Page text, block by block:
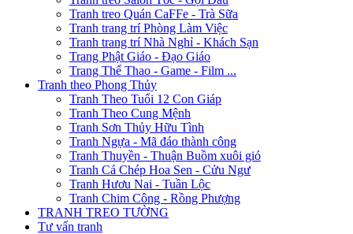
Tranh treo Quán CaFFe - Trà Sữa
Tranh trang trí Phòng Làm Việc
Tranh trang trí Nhà Nghỉ - Khách Sạn
Trang Phật Giáo - Đạo Giáo
Trang Thể Thao - Game - Film ...
Tranh theo Phong Thủy
Tranh Theo Tuổi 12 Con Giáp
Tranh Theo Cung Mệnh
Tranh Sơn Thủy Hữu Tình
Tranh Ngựa - Mã đáo thành công
Tranh Thuyền - Thuận Buồm xuôi gió
Tranh Cá Chép Hoa Sen - Cửu Ngư
Tranh Hươu Nai - Tuần Lộc
Tranh Chim Công - Rồng Phượng
TRANH TREO TƯỜNG
Tư vấn tranh